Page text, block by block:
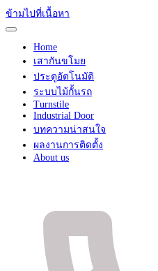
ข้ามไปที่เนื้อหา
Home
เสากันขโมย
ประตูอัตโนมัติ
ระบบไม้กั้นรถ
Turnstile
Industrial Door
บทความน่าสนใจ
ผลงานการติดตั้ง
About us